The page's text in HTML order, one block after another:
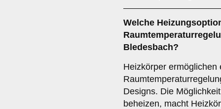
Welche
Bledesbach?
Heizkörper ermöglichen
Designs. Die
beheizen, macht